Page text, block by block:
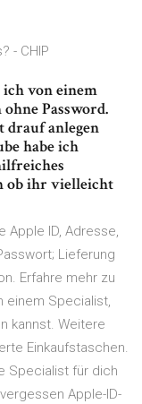
- CHIP
ich von einem
Password.
drauf anlegen
habe ich
ob ihr vielleicht
Apple ID, Adresse,
Lieferung
Erfahre mehr zu
einem Specialist,
kannst. Weitere
Einkaufstaschen.
Specialist für dich
Apple-ID-